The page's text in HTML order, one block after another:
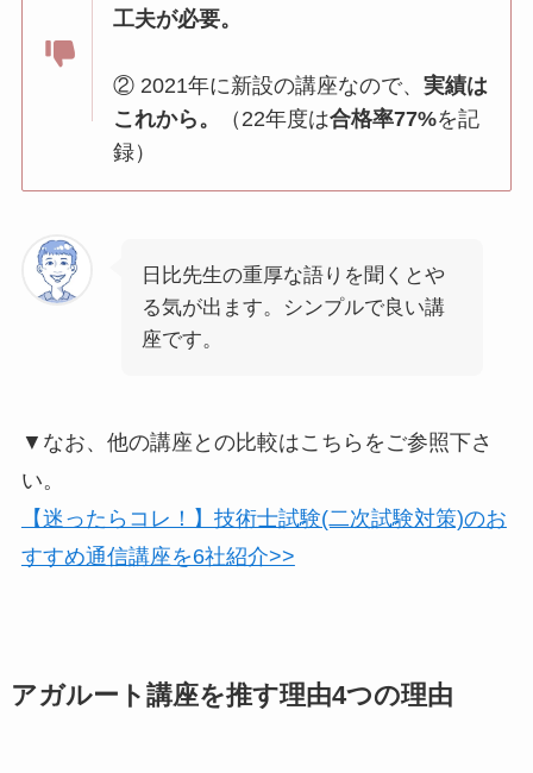
工夫が必要。
② 2021年に新設の講座なので、実績は
これから。
（22年度は合格率77%を記
録）
日比先生の重厚な語りを聞くとや
る気が出ます。シンプルで良い講
座です。
▼なお、他の講座との比較はこちらをご参照下さ
い。
【迷ったらコレ！】技術士試験(二次試験対策)のお
すすめ通信講座を6社紹介>>
アガルート講座を推す理由4つの理由